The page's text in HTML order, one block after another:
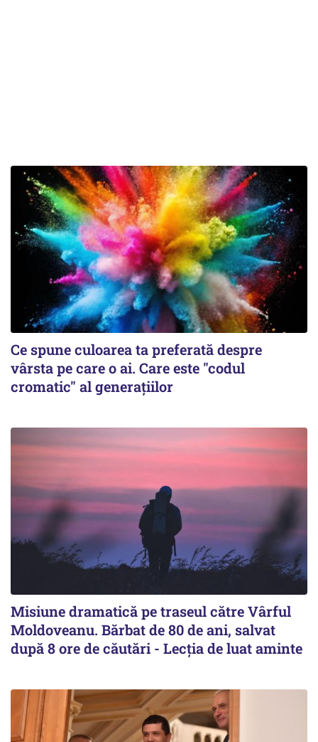
Ce spune culoarea ta preferată despre
vârsta pe care o ai. Care este "codul
cromatic" al generațiilor
Misiune dramatică pe traseul către Vârful
Moldoveanu. Bărbat de 80 de ani, salvat
după 8 ore de căutări - Lecția de luat aminte